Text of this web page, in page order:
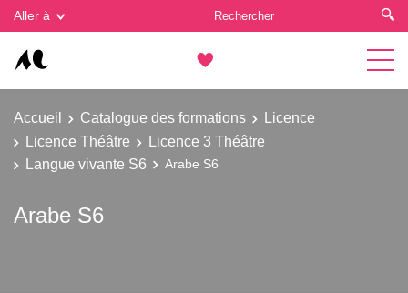
Aller à
Accueil Catalogue des formations
Licence
Licence Théâtre
Licence 3 Théâtre
Langue vivante S6
Arabe S6
Arabe S6
Gestion des cookies